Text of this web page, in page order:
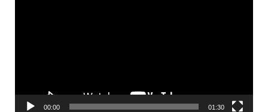
00:00 01:30